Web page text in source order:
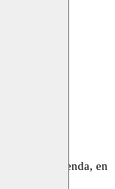
de agenda, en